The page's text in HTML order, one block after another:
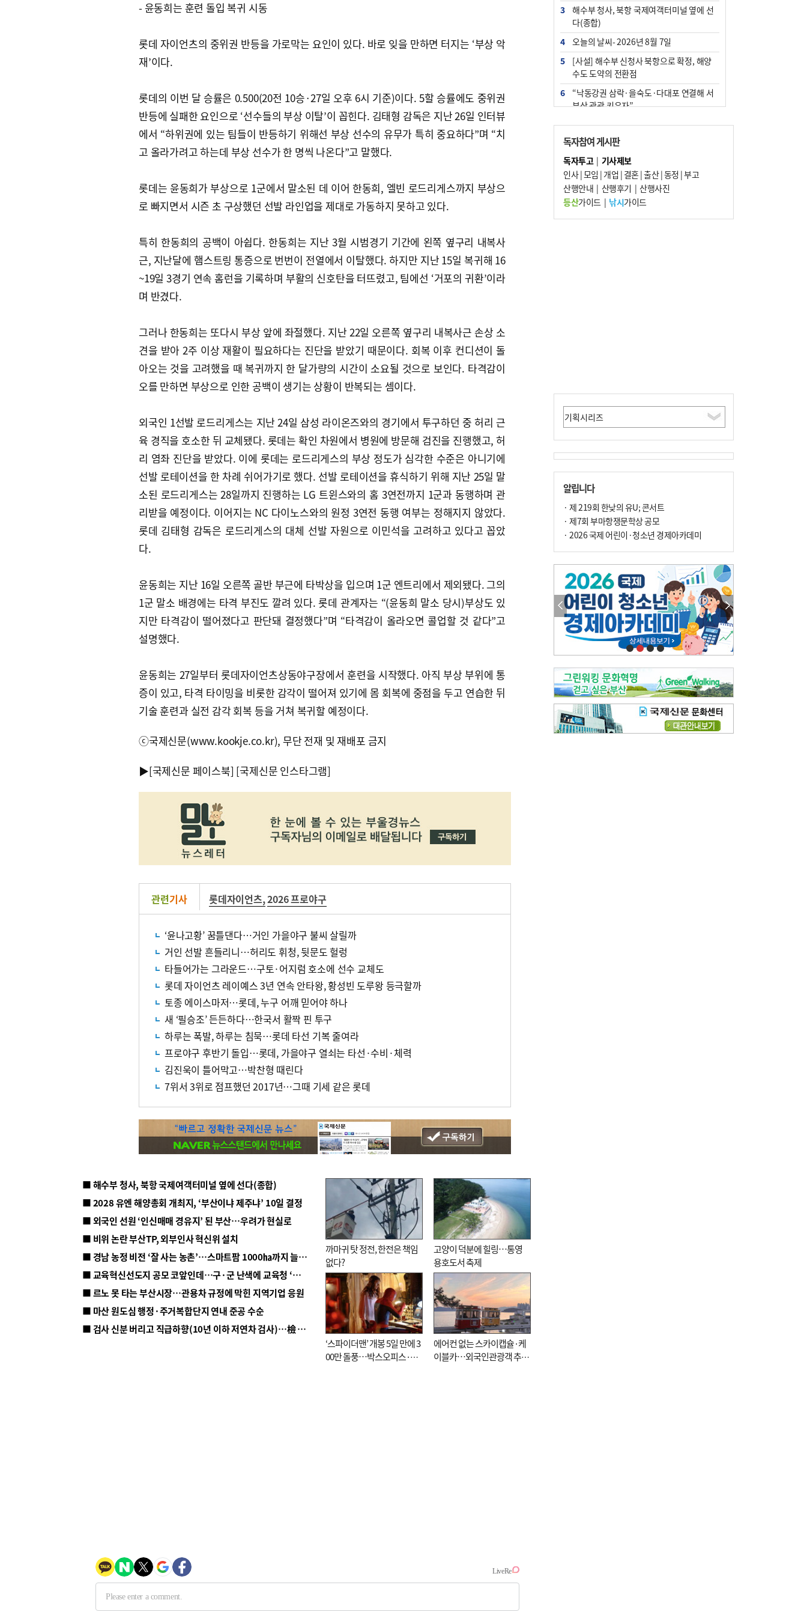
- 윤동희는 훈련 돌입 복귀 시동
롯데 자이언츠의 중위권 반등을 가로막는 요인이 있다. 바로 잊을 만하면 터지는 ‘부상 악
재’이다.
롯데의 이번 달 승률은 0.500(20전 10승·27일 오후 6시 기준)이다. 5할 승률에도 중위권
반등에 실패한 요인으로 ‘선수들의 부상 이탈’이 꼽힌다. 김태형 감독은 지난 26일 인터뷰
에서 “하위권에 있는 팀들이 반등하기 위해선 부상 선수의 유무가 특히 중요하다”며 “치
고 올라가려고 하는데 부상 선수가 한 명씩 나온다”고 말했다.
롯데는 윤동희가 부상으로 1군에서 말소된 데 이어 한동희, 엘빈 로드리게스까지 부상으
로 빠지면서 시즌 초 구상했던 선발 라인업을 제대로 가동하지 못하고 있다.
특히 한동희의 공백이 아쉽다. 한동희는 지난 3월 시범경기 기간에 왼쪽 옆구리 내복사
근, 지난달에 햄스트링 통증으로 번번이 전열에서 이탈했다. 하지만 지난 15일 복귀해 16
~19일 3경기 연속 홈런을 기록하며 부활의 신호탄을 터뜨렸고, 팀에선 ‘거포의 귀환’이라
며 반겼다.
그러나 한동희는 또다시 부상 앞에 좌절했다. 지난 22일 오른쪽 옆구리 내복사근 손상 소
견을 받아 2주 이상 재활이 필요하다는 진단을 받았기 때문이다. 회복 이후 컨디션이 돌
아오는 것을 고려했을 때 복귀까지 한 달가량의 시간이 소요될 것으로 보인다. 타격감이
오를 만하면 부상으로 인한 공백이 생기는 상황이 반복되는 셈이다.
외국인 1선발 로드리게스는 지난 24일 삼성 라이온즈와의 경기에서 투구하던 중 허리 근
육 경직을 호소한 뒤 교체됐다. 롯데는 확인 차원에서 병원에 방문해 검진을 진행했고, 허
리 염좌 진단을 받았다. 이에 롯데는 로드리게스의 부상 정도가 심각한 수준은 아니기에
선발 로테이션을 한 차례 쉬어가기로 했다. 선발 로테이션을 휴식하기 위해 지난 25일 말
소된 로드리게스는 28일까지 진행하는 LG 트윈스와의 홈 3연전까지 1군과 동행하며 관
리받을 예정이다. 이어지는 NC 다이노스와의 원정 3연전 동행 여부는 정해지지 않았다.
롯데 김태형 감독은 로드리게스의 대체 선발 자원으로 이민석을 고려하고 있다고 꼽았
다.
윤동희는 지난 16일 오른쪽 골반 부근에 타박상을 입으며 1군 엔트리에서 제외됐다. 그의
1군 말소 배경에는 타격 부진도 깔려 있다. 롯데 관계자는 “(윤동희 말소 당시)부상도 있
지만 타격감이 떨어졌다고 판단돼 결정했다”며 “타격감이 올라오면 콜업할 것 같다”고
설명했다.
윤동희는 27일부터 롯데자이언츠상동야구장에서 훈련을 시작했다. 아직 부상 부위에 통
증이 있고, 타격 타이밍을 비롯한 감각이 떨어져 있기에 몸 회복에 중점을 두고 연습한 뒤
기술 훈련과 실전 감각 회복 등을 거쳐 복귀할 예정이다.
ⓒ국제신문(www.kookje.co.kr), 무단 전재 및 재배포 금지
▶[국제신문 페이스북] [국제신문 인스타그램]
관련기사 롯데자이언츠,2026 프로야구
‘윤나고황’ 꿈틀댄다…거인 가을야구 불씨 살릴까
거인 선발 흔들리니…허리도 휘청, 뒷문도 헐렁
타들어가는 그라운드…구토·어지럼 호소에 선수 교체도
롯데 자이언츠 레이예스 3년 연속 안타왕, 황성빈 도루왕 등극할까
토종 에이스마저…롯데, 누구 어깨 믿어야 하나
새 ‘필승조’ 든든하다…한국서 활짝 핀 투구
하루는 폭발, 하루는 침묵…롯데 타선 기복 줄여라
프로야구 후반기 돌입…롯데, 가을야구 열쇠는 타선·수비·체력
김진욱이 틀어막고…박찬형 때린다
7위서 3위로 점프했던 2017년…그때 기세 같은 롯데
■ 해수부 청사, 북항 국제여객터미널 옆에 선다(종합)
■ 2028 유엔 해양총회 개최지, ‘부산이냐 제주냐’ 10일 결정
■ 외국인 선원 ‘인신매매 경유지’ 된 부산…우려가 현실로
■ 비위 논란 부산TP, 외부인사 혁신위 설치
■ 경남 농정 비전 ‘잘 사는 농촌’…스마트팜 1000㏊까지 늘린다
■ 교육혁신선도지 공모 코앞인데…구·군 난색에 교육청 ‘쩔쩔’
■ 르노 못 타는 부산시장…관용차 규정에 막힌 지역기업 응원
■ 마산 원도심 행정·주거복합단지 연내 준공 수순
■ 검사 신분 버리고 직급하향(10년 이하 저연차 검사)…檢 중수청행 기피
까마귀 탓 정전, 한전은 책임
없다?
고양이 덕분에 힐링…통영
용호도서 축제
‘스파이더맨’ 개봉 5일 만에 3
00만 돌풍…박스오피스·예
에어컨 없는 스카이캡슐·케
이블카…외국인관광객 추억
3
해수부 청사, 북항 국제여객터미널 옆에 선
다(종합)
4
오늘의 날씨- 2026년 8월 7일
5
[사설] 해수부 신청사 북항으로 확정, 해양
수도 도약의 전환점
6
“낙동강권 삼락·을숙도·다대포 연결해 서
부산 관광 키우자”
7
부울경 주말부터 비소식…‘극한 폭염’ 한풀
꺾일 듯
8
피란마을 67년 역사인데…전교생 24명 아
미초 통폐합 기로
9
외국인 선원 ‘인신매매 경유지’ 된 부산…
우려가 현실로
10 수사독점 책임 커진 경찰, 방치사건 해결 부
독자참여 게시판
독자투고| 기사제보
인사|모임 | 개업 | 결혼|출산|동정 |부고
산행안내 | 산행후기 | 산행사진
등산가이드| 낚시가이드
알립니다
· 제 219회 한낮의 유U; 콘서트
· 제7회 부마항쟁문학상 공모
· 2026 국제 어린이·청소년 경제아카데미